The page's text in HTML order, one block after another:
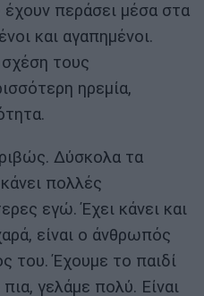
περάσει μέσα στα
και αγαπημένοι.
τους
ηρεμία,
Δύσκολα τα
πολλές
εγώ. Έχει κάνει και
είναι ο άνθρωπός
του. Έχουμε το παιδί
γελάμε πολύ. Είναι